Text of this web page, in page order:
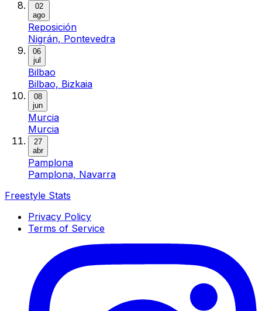
02
ago
Reposición
Nigrán, Pontevedra
06
jul
Bilbao
Bilbao, Bizkaia
08
jun
Murcia
Murcia
27
abr
Pamplona
Pamplona, Navarra
Freestyle Stats
Privacy Policy
Terms of Service